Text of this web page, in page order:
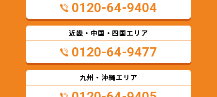
0120-64-9404
近畿・中国・四国エリア
0120-64-9477
九州・沖縄エリア